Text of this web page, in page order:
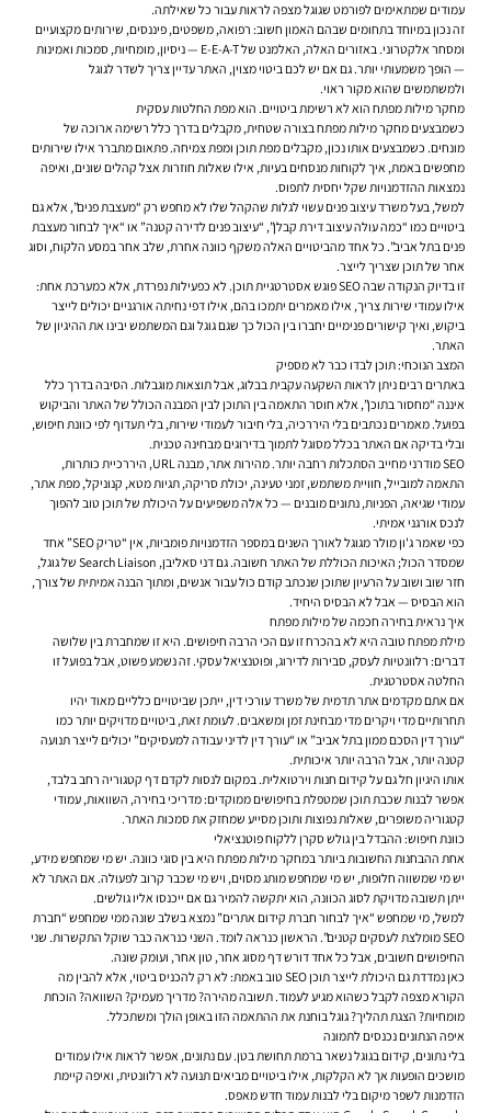
עמודים שמתאימים לפורמט שגוגל מצפה לראות עבור כל שאילתה.
זה נכון במיוחד בתחומים שבהם האמון חשוב: רפואה, משפטים, פיננסים, שירותים מקצועיים
ומסחר אלקטרוני. באזורים האלה, האלמנט של E-E-A-T — ניסיון, מומחיות, סמכות ואמינות
— הופך משמעותי יותר. גם אם יש לכם ביטוי מצוין, האתר עדיין צריך לשדר לגוגל
ולמשתמשים שהוא מקור ראוי.
מחקר מילות מפתח הוא לא רשימת ביטויים. הוא מפת החלטות עסקית
כשמבצעים מחקר מילות מפתח בצורה שטחית, מקבלים בדרך כלל רשימה ארוכה של
מונחים. כשמבצעים אותו נכון, מקבלים מפת תוכן ומפת צמיחה. פתאום מתברר אילו שירותים
מחפשים באמת, איך לקוחות מנסחים בעיות, אילו שאלות חוזרות אצל קהלים שונים, ואיפה
נמצאות ההזדמנויות שקל יחסית לתפוס.
למשל, בעל משרד עיצוב פנים עשוי לגלות שהקהל שלו לא מחפש רק “מעצבת פנים”, אלא גם
ביטויים כמו “כמה עולה עיצוב דירת קבלן”, “עיצוב פנים לדירה קטנה” או “איך לבחור מעצבת
פנים בתל אביב”. כל אחד מהביטויים האלה משקף כוונה אחרת, שלב אחר במסע הלקוח, וסוג
אחר של תוכן שצריך לייצר.
זו בדיוק הנקודה שבה SEO פוגש אסטרטגיית תוכן. לא כפעילות נפרדת, אלא כמערכת אחת:
אילו עמודי שירות צריך, אילו מאמרים יתמכו בהם, אילו דפי נחיתה אורגניים יכולים לייצר
ביקוש, ואיך קישורים פנימיים יחברו בין הכול כך שגם גוגל וגם המשתמש יבינו את ההיגיון של
האתר.
המצב הנוכחי: תוכן לבדו כבר לא מספיק
באתרים רבים ניתן לראות השקעה עקבית בבלוג, אבל תוצאות מוגבלות. הסיבה בדרך כלל
איננה “מחסור בתוכן”, אלא חוסר התאמה בין התוכן לבין המבנה הכולל של האתר והביקוש
בפועל. מאמרים נכתבים בלי היררכיה, בלי חיבור לעמודי שירות, בלי תעדוף לפי כוונת חיפוש,
ובלי בדיקה אם האתר בכלל מסוגל לתמוך בדירוגים מבחינה טכנית.
SEO מודרני מחייב הסתכלות רחבה יותר. מהירות אתר, מבנה URL, היררכיית כותרות,
התאמה למובייל, חוויית משתמש, זמני טעינה, יכולת סריקה, תגיות מטא, קנוניקל, מפת אתר,
עמודי שגיאה, הפניות, נתונים מובנים — כל אלה משפיעים על היכולת של תוכן טוב להפוך
לנכס אורגני אמיתי.
כפי שאמר ג'ון מולר מגוגל לאורך השנים במספר הזדמנויות פומביות, אין “טריק SEO” אחד
שמסדר הכול; האיכות הכוללת של האתר חשובה. גם דני סאליבן, Search Liaison של גוגל,
חזר שוב ושוב על הרעיון שתוכן שנכתב קודם כול עבור אנשים, ומתוך הבנה אמיתית של צורך,
הוא הבסיס — אבל לא הבסיס היחיד.
איך נראית בחירה חכמה של מילות מפתח
מילת מפתח טובה היא לא בהכרח זו עם הכי הרבה חיפושים. היא זו שמחברת בין שלושה
דברים: רלוונטיות לעסק, סבירות לדירוג, ופוטנציאל עסקי. זה נשמע פשוט, אבל בפועל זו
החלטה אסטרטגית.
אם אתם מקדמים אתר תדמית של משרד עורכי דין, ייתכן שביטויים כלליים מאוד יהיו
תחרותיים מדי ויקרים מדי מבחינת זמן ומשאבים. לעומת זאת, ביטויים מדויקים יותר כמו
“עורך דין הסכם ממון בתל אביב” או “עורך דין לדיני עבודה למעסיקים” יכולים לייצר תנועה
קטנה יותר, אבל הרבה יותר איכותית.
אותו היגיון חל גם על קידום חנות וירטואלית. במקום לנסות לקדם דף קטגוריה רחב בלבד,
אפשר לבנות שכבת תוכן שמטפלת בחיפושים ממוקדים: מדריכי בחירה, השוואות, עמודי
קטגוריה משופרים, שאלות נפוצות ותוכן מסייע שמחזק את סמכות האתר.
כוונת חיפוש: ההבדל בין גולש סקרן ללקוח פוטנציאלי
אחת ההבחנות החשובות ביותר במחקר מילות מפתח היא בין סוגי כוונה. יש מי שמחפש מידע,
יש מי שמשווה חלופות, יש מי שמחפש מותג מסוים, ויש מי שכבר קרוב לפעולה. אם האתר לא
ייתן תשובה מדויקת לסוג הכוונה, הוא יתקשה להמיר גם אם ייכנסו אליו גולשים.
למשל, מי שמחפש “איך לבחור חברת קידום אתרים” נמצא בשלב שונה ממי שמחפש “חברת
SEO מומלצת לעסקים קטנים”. הראשון כנראה לומד. השני כנראה כבר שוקל התקשרות. שני
החיפושים חשובים, אבל כל אחד דורש דף מסוג אחר, טון אחר, ועומק שונה.
כאן נמדדת גם היכולת לייצר תוכן SEO טוב באמת: לא רק להכניס ביטוי, אלא להבין מה
הקורא מצפה לקבל כשהוא מגיע לעמוד. תשובה מהירה? מדריך מעמיק? השוואה? הוכחת
מומחיות? הצגת תהליך? גוגל בוחנת את ההתאמה הזו באופן הולך ומשתכלל.
איפה הנתונים נכנסים לתמונה
בלי נתונים, קידום בגוגל נשאר ברמת תחושת בטן. עם נתונים, אפשר לראות אילו עמודים
מושכים הופעות אך לא הקלקות, אילו ביטויים מביאים תנועה לא רלוונטית, ואיפה קיימת
הזדמנות לשפר מיקום בלי לבנות עמוד חדש מאפס.